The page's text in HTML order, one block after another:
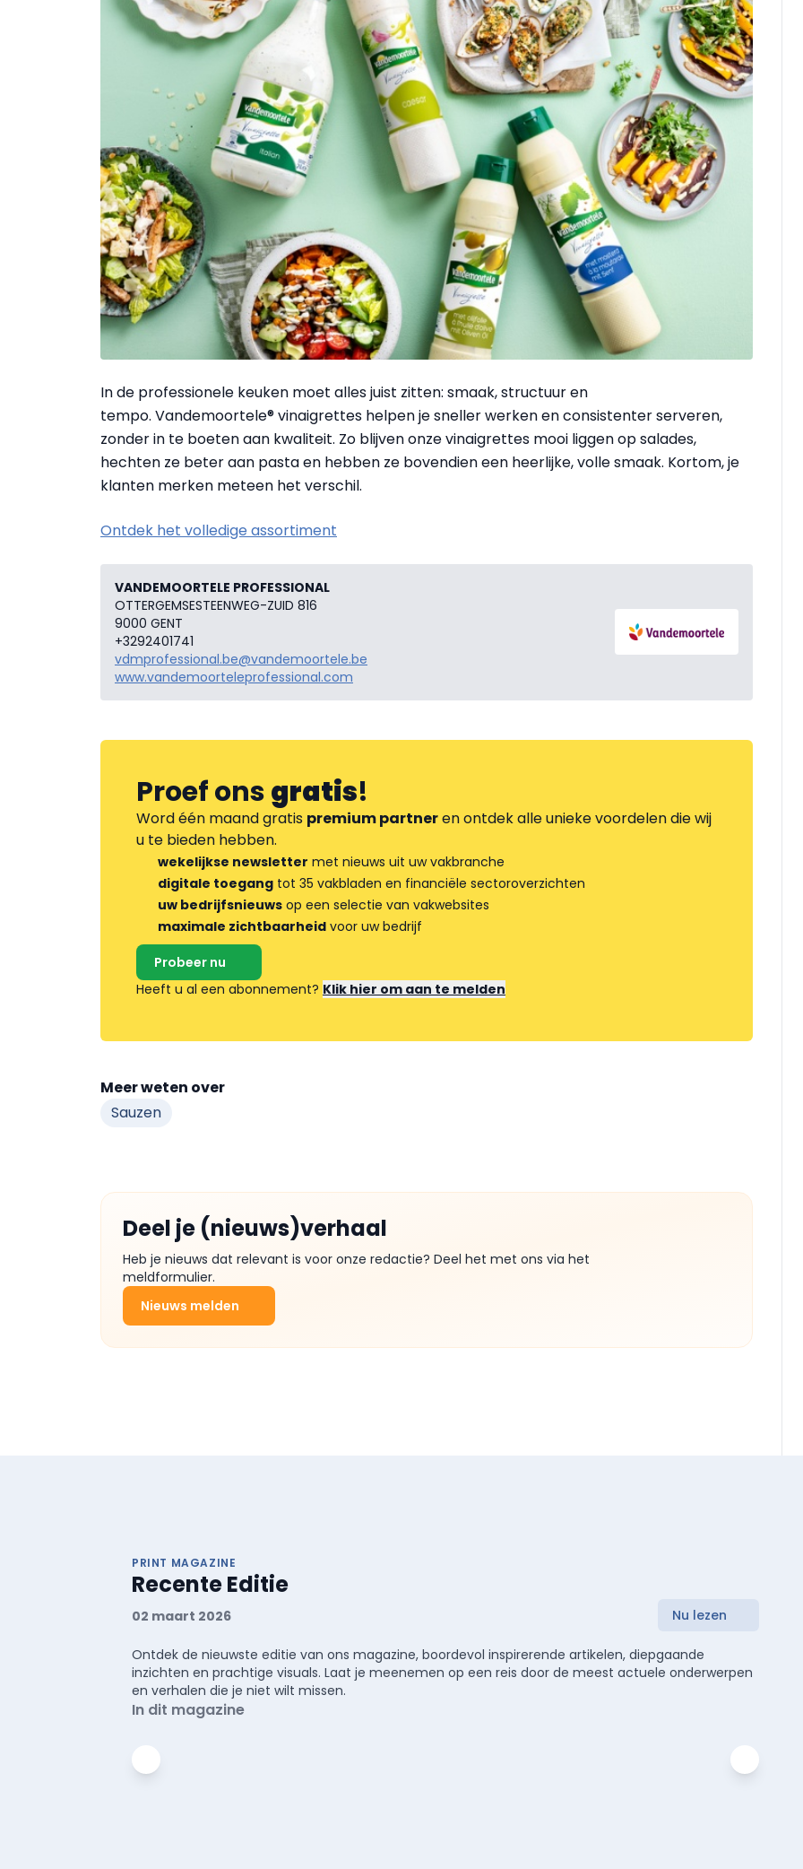
In de professionele keuken moet alles juist zitten: smaak, structuur en
tempo. Vandemoortele® vinaigrettes helpen je sneller werken en consistenter serveren,
zonder in te boeten aan kwaliteit. Zo blijven onze vinaigrettes mooi liggen op salades,
hechten ze beter aan pasta en hebben ze bovendien een heerlijke, volle smaak. Kortom, je
klanten merken meteen het verschil.
Ontdek het volledige assortiment
VANDEMOORTELE PROFESSIONAL
OTTERGEMSESTEENWEG-ZUID 816
9000 GENT
+3292401741
vdmprofessional.be@vandemoortele.be
www.vandemoorteleprofessional.com
Proef onsgratis!
Word één maand gratis premium partneren ontdek alle unieke voordelen die wij
u te bieden hebben.
wekelijkse newsletter met nieuws uit uw vakbranche
digitale toegang tot 35 vakbladen en financiële sectoroverzichten
uw bedrijfsnieuws op een selectie van vakwebsites
maximale zichtbaarheid voor uw bedrijf
Probeer nu
Heeft u al een abonnement? Klik hier om aan te melden
Meer weten over
Sauzen
Deel je (nieuws)verhaal
Heb je nieuws dat relevant is voor onze redactie? Deel het met ons via het
meldformulier.
Nieuws melden
PRINT MAGAZINE
Recente Editie
02 maart 2026 Nu lezen
Ontdek de nieuwste editie van ons magazine, boordevol inspirerende artikelen, diepgaande
inzichten en prachtige visuals. Laat je meenemen op een reis door de meest actuele onderwerpen
en verhalen die je niet wilt missen.
In dit magazine